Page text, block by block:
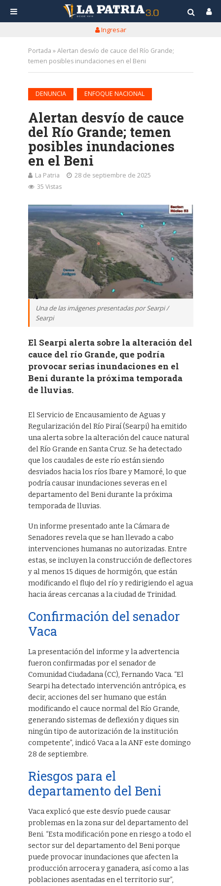
Ingresar
Portada »Alertan desvío de cauce del Río Grande;
temen posibles inundaciones en el Beni
DENUNCIA ENFOQUE NACIONAL
Alertan desvío de cauce
del Río Grande; temen
posibles inundaciones
en el Beni
La Patria
28 de septiembre de 2025
35 Vistas
Una de las imágenes presentadas por Searpi /
Searpi
El Searpi alerta sobre la alteración del
cauce del río Grande, que podría
provocar serias inundaciones en el
Beni durante la próxima temporada
de lluvias.
El Servicio de Encausamiento de Aguas y
Regularización del Río Piraí (Searpi) ha emitido
una alerta sobre la alteración del cauce natural
del Río Grande en Santa Cruz. Se ha detectado
que los caudales de este río están siendo
desviados hacia los ríos Ibare y Mamoré, lo que
podría causar inundaciones severas en el
departamento del Beni durante la próxima
temporada de lluvias.
Un informe presentado ante la Cámara de
Senadores revela que se han llevado a cabo
intervenciones humanas no autorizadas. Entre
estas, se incluyen la construcción de deflectores
y al menos 15 diques de hormigón, que están
modificando el flujo del río y redirigiendo el agua
hacia áreas cercanas a la ciudad de Trinidad.
Confirmación del senador
Vaca
La presentación del informe y la advertencia
fueron confirmadas por el senador de
Comunidad Ciudadana (CC), Fernando Vaca. “El
Searpi ha detectado intervención antrópica, es
decir, acciones del ser humano que están
modificando el cauce normal del Río Grande,
generando sistemas de deflexión y diques sin
ningún tipo de autorización de la institución
competente”, indicó Vaca a la ANF este domingo
28 de septiembre.
Riesgos para el
departamento del Beni
Vaca explicó que este desvío puede causar
problemas en la zona sur del departamento del
Beni. “Esta modificación pone en riesgo a todo el
sector sur del departamento del Beni porque
puede provocar inundaciones que afecten la
producción arrocera y ganadera, así como a las
poblaciones asentadas en el territorio sur”,